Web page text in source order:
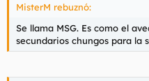
MisterM rebuznó:
Se llama MSG. Es como el
secundarios chungos para la